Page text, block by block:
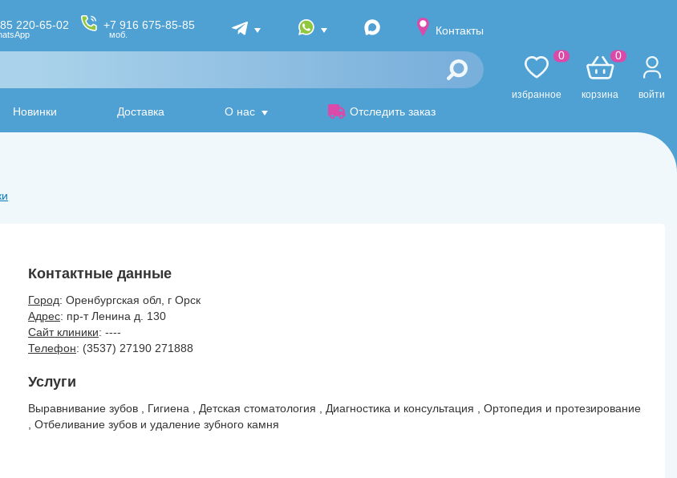
220-65-02 +7 916 675-85-85
моб. Контакты
Новинки Доставка О нас Отследить заказ
избранное
0
корзина
0
войти
Контактные данные
Город: Оренбургская обл, г Орск
Адрес: пр-т Ленина д. 130
Сайт клиники: ----
Телефон: (3537) 27190 271888
Услуги
Выравнивание зубов , Гигиена , Детская стоматология , Диагностика и консультация , Ортопедия и протезирование
, Отбеливание зубов и удаление зубного камня